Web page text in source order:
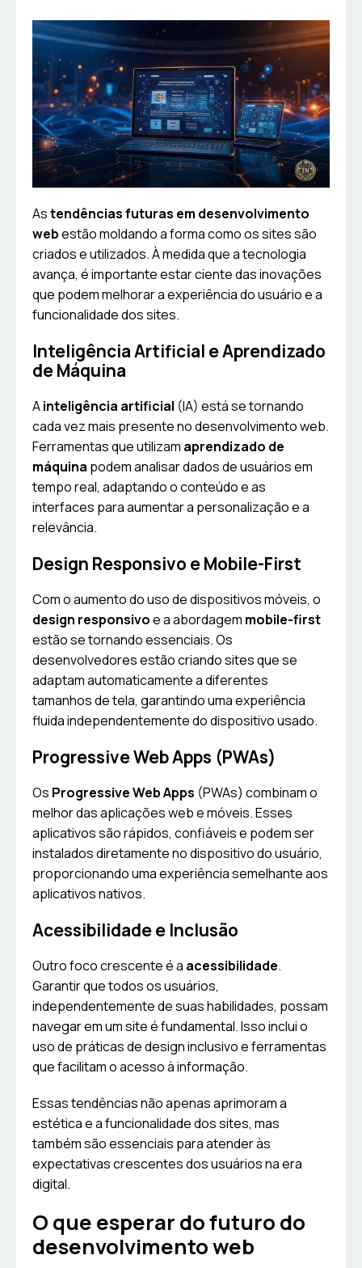
Astendências futuras em desenvolvimento
webestão moldando a forma como os sites são
criados e utilizados. À medida que a tecnologia
avança, é importante estar ciente das inovações
que podem melhorar a experiência do usuário e a
funcionalidade dos sites.
Inteligência Artificial e Aprendizado
de Máquina
Ainteligência artificial (IA) está se tornando
cada vez mais presente no desenvolvimento web.
Ferramentas que utilizam aprendizado de
máquina podem analisar dados de usuários em
tempo real, adaptando o conteúdo e as
interfaces para aumentar a personalização e a
relevância.
Design Responsivo e Mobile-First
Com o aumento do uso de dispositivos móveis, o
design responsivoe a abordagem mobile-first
estão se tornando essenciais. Os
desenvolvedores estão criando sites que se
adaptam automaticamente a diferentes
tamanhos de tela, garantindo uma experiência
fluida independentemente do dispositivo usado.
Progressive Web Apps (PWAs)
Os Progressive Web Apps (PWAs) combinam o
melhor das aplicações web e móveis. Esses
aplicativos são rápidos, confiáveis e podem ser
instalados diretamente no dispositivo do usuário,
proporcionando uma experiência semelhante aos
aplicativos nativos.
Acessibilidade e Inclusão
Outro foco crescente é a acessibilidade.
Garantir que todos os usuários,
independentemente de suas habilidades, possam
navegar em um site é fundamental. Isso inclui o
uso de práticas de design inclusivo e ferramentas
que facilitam o acesso à informação.
Essas tendências não apenas aprimoram a
estética e a funcionalidade dos sites, mas
também são essenciais para atender às
expectativas crescentes dos usuários na era
digital.
O que esperar do futuro do
desenvolvimento web